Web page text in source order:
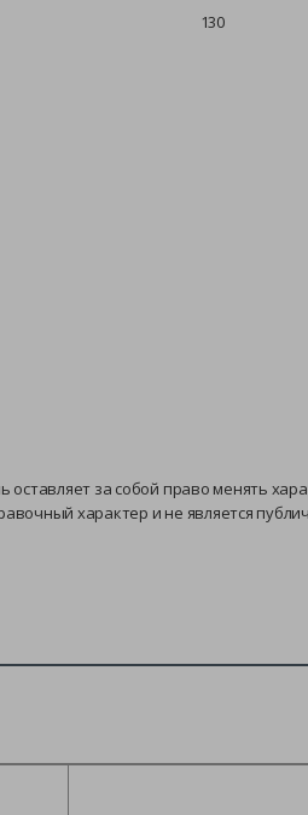
130
за собой право менять
характер и не является